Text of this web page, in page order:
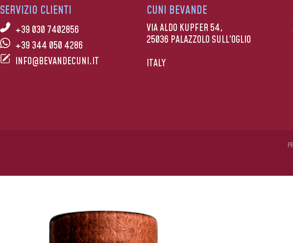
SERVIZIO CLIENTI
+39 030 7402856
+39 344 050 4286
INFO@BEVANDECUNI.IT
CUNI BEVANDE
VIA ALDO KUPFER 54,
25036 PALAZZOLO SULL’OGLIO
ITALY